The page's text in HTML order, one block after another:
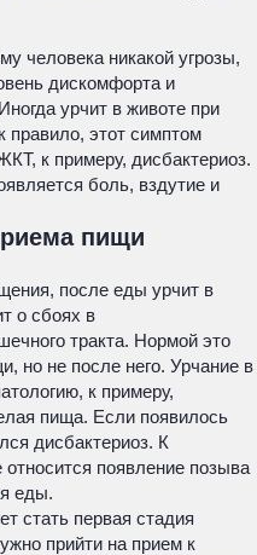
человека никакой угрозы,
дискомфорта и
урчит в животе при
правило, этот симптом
к примеру, дисбактериоз.
боль, вздутие и
пищи
после еды урчит в
о сбоях в
тракта. Нормой это
но не после него. Урчание в
к примеру,
пища. Если появилось
дисбактериоз. К
появление позыва
еды.
стать первая стадия
прийти на прием к